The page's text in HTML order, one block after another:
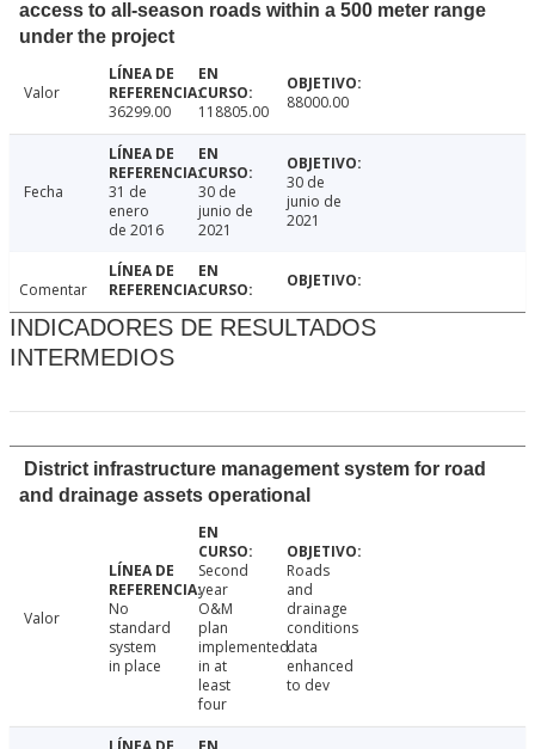
access to all-season roads within a 500 meter range
under the project
Valor
36299.00
118805.00 88000.00
Fecha
31 de
enero
de 2016
30 de
junio de
2021
30 de
junio de
2021
Comentar
INDICADORES DE RESULTADOS
INTERMEDIOS
District infrastructure management system for road
and drainage assets operational
Valor
No
standard
system
in place
Second
year
O&M
plan
implemented
in at
least
four
Roads
and
drainage
conditions
data
enhanced
to dev